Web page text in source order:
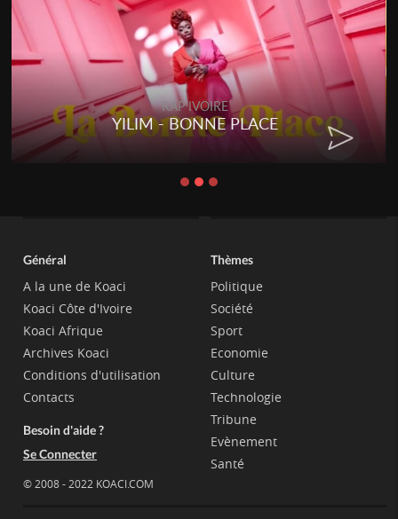
RAP IVOIRE
RENARD BARAKISSA -
CHAT
Général
A la une de Koaci
Koaci Côte d'Ivoire
Koaci Afrique
Archives Koaci
Conditions d'utilisation
Contacts
Besoin d'aide ?
Se Connecter
© 2008 - 2022 KOACI.COM
Thèmes
Politique
Société
Sport
Economie
Culture
Technologie
Tribune
Evènement
Santé